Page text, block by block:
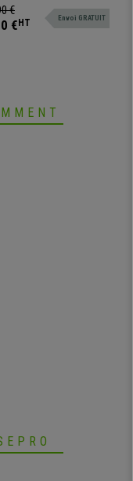
et Bois, Noir
en métal et bois.
€
€ HT Envoi GRATUIT